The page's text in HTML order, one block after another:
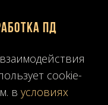
и
обработке и
долговечны
ПД
cookie-
в условиях